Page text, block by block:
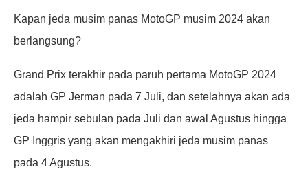
Kapan jeda musim panas MotoGP musim 2024 akan
berlangsung?
Grand Prix terakhir pada paruh pertama MotoGP 2024
adalah GP Jerman pada 7 Juli, dan setelahnya akan ada
jeda hampir sebulan pada Juli dan awal Agustus hingga
GP Inggris yang akan mengakhiri jeda musim panas
pada 4 Agustus.